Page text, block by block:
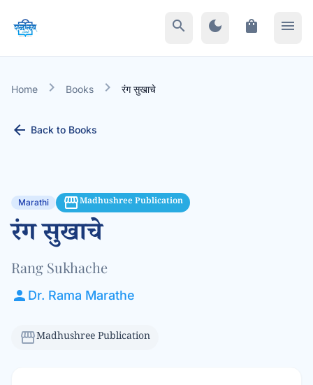
search dark_mode shopping_bag menu
Home chevron_right Books chevron_right रंग सुखाचे
arrow_back Back to Books
Marathi storefrontMadhushree Publication
रंग सुखाचे
Rang Sukhache
person Dr. Rama Marathe
storefrontMadhushree Publication